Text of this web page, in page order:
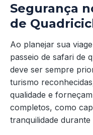
Segurança
de
Ao planejar sua
passeio de safari de
deve ser sempre
turismo
qualidade e
completos, como
tranquilidade